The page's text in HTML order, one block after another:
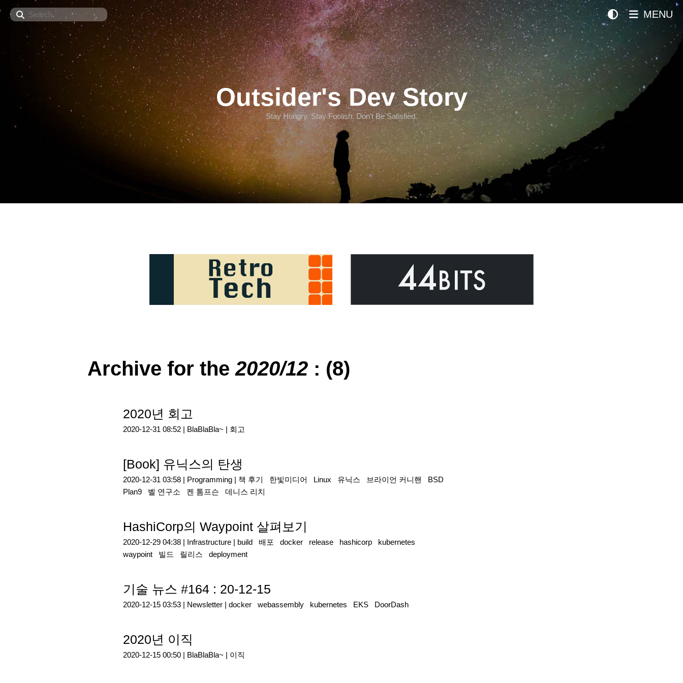
Search
Outsider's Dev Story
Stay Hungry. Stay Foolish. Don't Be Satisfied.
MENU
Archive for the2020/12 : (8)
2020년 회고
2020-12-31 08:52 | BlaBlaBla~ | 회고
[Book] 유닉스의 탄생
2020-12-31 03:58 | Programming | 책 후기 한빛미디어 Linux 유닉스 브라이언 커니핸
BSD
Plan9
벨 연구소 켄 톰프슨 데니스 리치
HashiCorp의 Waypoint 살펴보기
2020-12-29 04:38 | Infrastructure | build 배포 docker release hashicorp
kubernetes
waypoint
빌드 릴리스 deployment
기술 뉴스 #164 : 20-12-15
2020-12-15 03:53 | Newsletter | docker webassembly kubernetes EKS DoorDash
2020년 이직
2020-12-15 00:50 | BlaBlaBla~ | 이직